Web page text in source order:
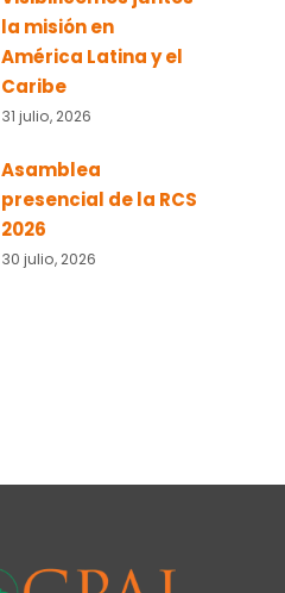
la misión en
América Latina y el
Caribe
31 julio, 2026
Asamblea
presencial de la RCS
2026
30 julio, 2026